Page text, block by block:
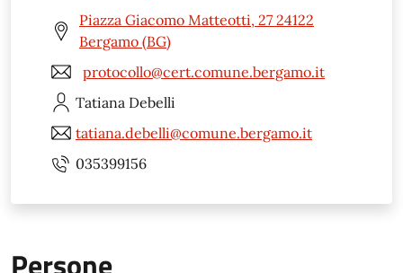
Piazza Giacomo Matteotti, 27 24122
Bergamo (BG)
protocollo@cert.comune.bergamo.it
Tatiana Debelli
tatiana.debelli@comune.bergamo.it
035399156